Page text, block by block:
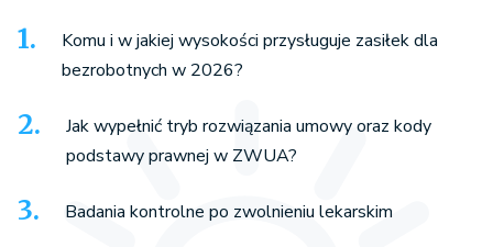
Komu i w jakiej wysokości przysługuje zasiłek dla
bezrobotnych w 2026?
Jak wypełnić tryb rozwiązania umowy oraz kody
podstawy prawnej w ZWUA?
Badania kontrolne po zwolnieniu lekarskim